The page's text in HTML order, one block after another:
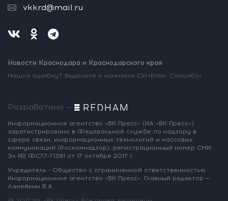
vkkrd@mail.ru
Новости Краснодара и Краснодарского края
Нашли ошибку? Выделите и нажмите Ctrl+Enter. Спасибо!
Разработано —
Информационное агентство «ВК Пресс» (ИА «ВК Пресс»)
зарегистрировано в Федеральной службе по надзору в
сфере связи, информационных технологий и массовых
коммуникаций (Роскомнадзор), регистрационный номер СМИ:
Эл № ФС77-71381 от 17 октября 2017 г.
Учредитель - Общество с ограниченной ответственностью
Информационное агентство «ВК Пресс». Главный редактор —
Ламейкин В.А.